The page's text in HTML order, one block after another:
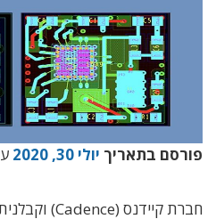
פורסם בתאריך יולי 30, 2020